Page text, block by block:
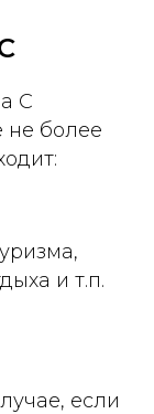
C
не более
и т.п.
если